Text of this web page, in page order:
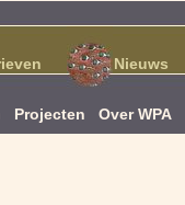
Nieuws
Projecten Over WPA